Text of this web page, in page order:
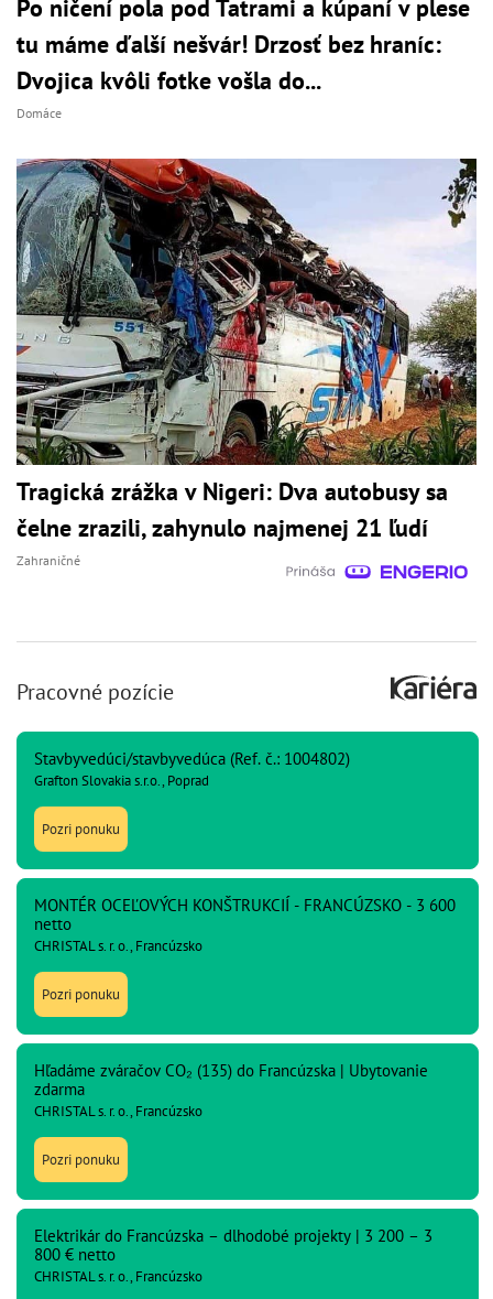
Po ničení pola pod Tatrami a kúpaní v plese
tu máme ďalší nešvár! Drzosť bez hraníc:
Dvojica kvôli fotke vošla do...
Domáce
Tragická zrážka v Nigeri: Dva autobusy sa
čelne zrazili, zahynulo najmenej 21 ľudí
Zahraničné
Pracovné pozície
Stavbyvedúci/stavbyvedúca (Ref. č.: 1004802)
Grafton Slovakia s.r.o., Poprad
Pozri ponuku
MONTÉR OCEĽOVÝCH KONŠTRUKCIÍ - FRANCÚZSKO - 3 600
netto
CHRISTAL s. r. o., Francúzsko
Pozri ponuku
Hľadáme zváračov CO₂ (135) do Francúzska | Ubytovanie
zdarma
CHRISTAL s. r. o., Francúzsko
Pozri ponuku
Elektrikár do Francúzska – dlhodobé projekty | 3 200 – 3
800 € netto
CHRISTAL s. r. o., Francúzsko